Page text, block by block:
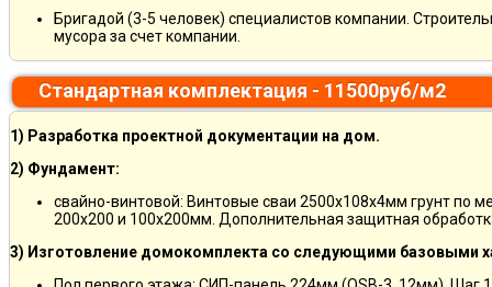
Бригадой (3-5 человек) специалистов компании.
мусора за счет компании.
Стандартная комплектация - 11500руб/м2
1) Разработка проектной документации на дом.
2) Фундамент:
свайно-винтовой: Винтовые сваи 2500х108х4мм грунт по
200х200 и 100х200мм. Дополнительная защитная
3) Изготовление домокомплекта со следующими базовыми